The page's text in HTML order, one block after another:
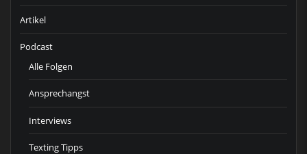
Artikel
Podcast
Alle Folgen
Ansprechangst
Interviews
Texting Tipps